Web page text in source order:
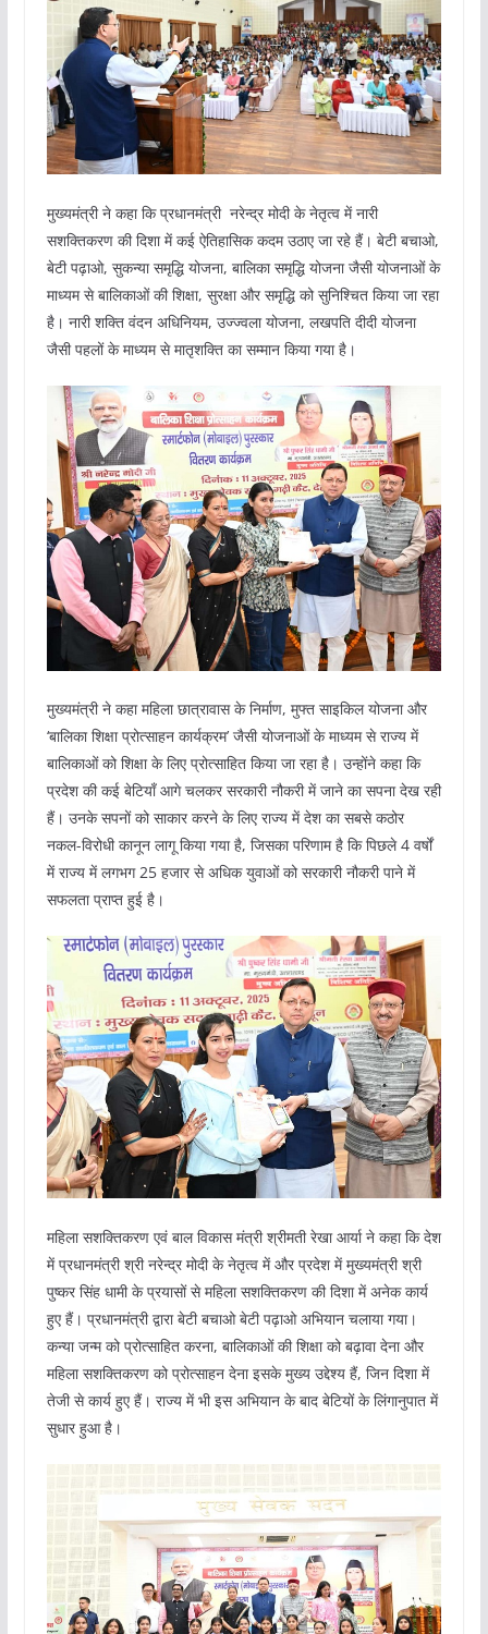
मुख्यमंत्री ने कहा कि प्रधानमंत्री नरेन्द्र मोदी के नेतृत्व में नारी
सशक्तिकरण की दिशा में कई ऐतिहासिक कदम उठाए जा रहे हैं। बेटी बचाओ,
बेटी पढ़ाओ, सुकन्या समृद्धि योजना, बालिका समृद्धि योजना जैसी योजनाओं के
माध्यम से बालिकाओं की शिक्षा, सुरक्षा और समृद्धि को सुनिश्चित किया जा रहा
है। नारी शक्ति वंदन अधिनियम, उज्ज्वला योजना, लखपति दीदी योजना
जैसी पहलों के माध्यम से मातृशक्ति का सम्मान किया गया है।
मुख्यमंत्री ने कहा महिला छात्रावास के निर्माण, मुफ्त साइकिल योजना और
‘बालिका शिक्षा प्रोत्साहन कार्यक्रम’ जैसी योजनाओं के माध्यम से राज्य में
बालिकाओं को शिक्षा के लिए प्रोत्साहित किया जा रहा है। उन्होंने कहा कि
प्रदेश की कई बेटियाँ आगे चलकर सरकारी नौकरी में जाने का सपना देख रही
हैं। उनके सपनों को साकार करने के लिए राज्य में देश का सबसे कठोर
नकल-विरोधी कानून लागू किया गया है, जिसका परिणाम है कि पिछले 4 वर्षों
में राज्य में लगभग 25 हजार से अधिक युवाओं को सरकारी नौकरी पाने में
सफलता प्राप्त हुई है।
महिला सशक्तिकरण एवं बाल विकास मंत्री श्रीमती रेखा आर्या ने कहा कि देश
में प्रधानमंत्री श्री नरेन्द्र मोदी के नेतृत्व में और प्रदेश में मुख्यमंत्री श्री
पुष्कर सिंह धामी के प्रयासों से महिला सशक्तिकरण की दिशा में अनेक कार्य
हुए हैं। प्रधानमंत्री द्वारा बेटी बचाओ बेटी पढ़ाओ अभियान चलाया गया।
कन्या जन्म को प्रोत्साहित करना, बालिकाओं की शिक्षा को बढ़ावा देना और
महिला सशक्तिकरण को प्रोत्साहन देना इसके मुख्य उद्देश्य हैं, जिन दिशा में
तेजी से कार्य हुए हैं। राज्य में भी इस अभियान के बाद बेटियों के लिंगानुपात में
सुधार हुआ है।